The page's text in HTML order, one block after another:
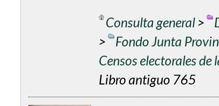
Consulta general>
>
Fondo Junta
Censos electorales
Libro antiguo 765